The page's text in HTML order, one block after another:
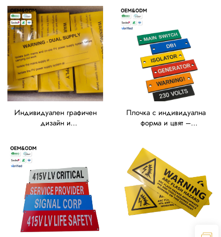
материал – безплатна
доставка, приемаме OEM
поръчки за етикети,
гравирани табелки и
материали от траволит
екземпляр, бързо
изпълнение за
материали, табелки за
имена, етикети и
персонализирани етикети
от траволит
Индивидуален графичен
дизайн и
етикети – безплатен
макет, спешна поръчка
за печат върху траволит,
онлайн поръчка на
етикети от траволит
Плочка с индивидуална
форма и цвят –
пакетни поръчки за
етикети от траволит за
онлайн употреба